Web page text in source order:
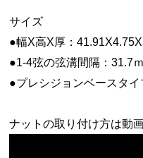
サイズ
●幅X高X厚：
●1-4弦の弦溝間隔：31.7
●プレシジョンベースタイ
ナットの取り付け方は動